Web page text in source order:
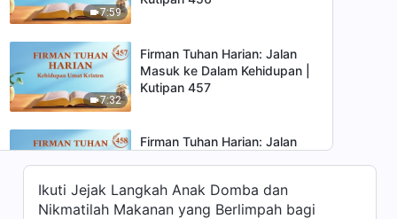
7:59
7:32
Firman Tuhan Harian: Jalan
Masuk ke Dalam Kehidupan |
Kutipan 457
12:52
Firman Tuhan Harian: Jalan
Ikuti Jejak Langkah Anak Domba dan
Nikmatilah Makanan yang Berlimpah bagi